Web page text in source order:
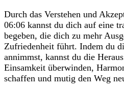
Durch das Verstehen und
06:06 kannst du dich auf eine
begeben, die dich zu mehr
Zufriedenheit führt. Indem du
annimmst, kannst du die
Einsamkeit überwinden,
schaffen und mutig den Weg